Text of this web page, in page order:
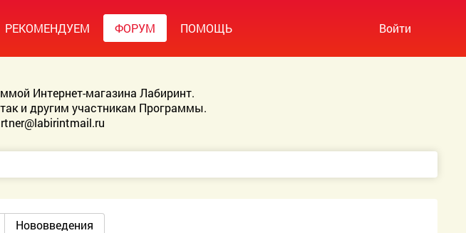
РЕКОМЕНДУЕМ ФОРУМ ПОМОЩЬ Войти
Интернет-магазина Лабиринт.
и другим участникам Программы.
Нововведения